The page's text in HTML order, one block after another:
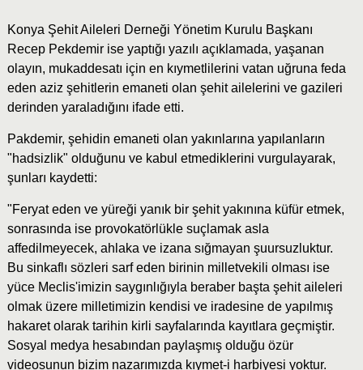
Konya Şehit Aileleri Derneği Yönetim Kurulu Başkanı
Recep Pekdemir ise yaptığı yazılı açıklamada, yaşanan
olayın, mukaddesatı için en kıymetlilerini vatan uğruna feda
eden aziz şehitlerin emaneti olan şehit ailelerini ve gazileri
derinden yaraladığını ifade etti.
Pakdemir, şehidin emaneti olan yakınlarına yapılanların
"hadsizlik" olduğunu ve kabul etmediklerini vurgulayarak,
şunları kaydetti:
"Feryat eden ve yüreği yanık bir şehit yakınına küfür etmek,
sonrasında ise provokatörlükle suçlamak asla
affedilmeyecek, ahlaka ve izana sığmayan şuursuzluktur.
Bu sinkaflı sözleri sarf eden birinin milletvekili olması ise
yüce Meclis'imizin saygınlığıyla beraber başta şehit aileleri
olmak üzere milletimizin kendisi ve iradesine de yapılmış
hakaret olarak tarihin kirli sayfalarında kayıtlara geçmiştir.
Sosyal medya hesabından paylaşmış olduğu özür
videosunun bizim nazarımızda kıymet-i harbiyesi yoktur.